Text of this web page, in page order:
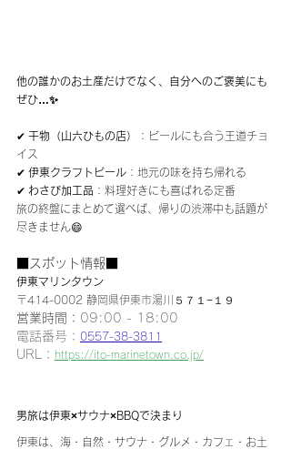
他の誰かのお土産だけでなく、自分へのご褒美にも
ぜひ…✨
✔ 干物（山六ひもの店）
：ビールにも合う王道チョ
イス
✔ 伊東クラフトビール ：地元の味を持ち帰れる
✔ わさび加工品 ：料理好きにも喜ばれる定番
旅の終盤にまとめて選べば、帰りの渋滞中も話題が
尽きません😄
■スポット情報■
伊東マリンタウン
〒414-0002 静岡県伊東市湯川５７１−１９
営業時間： 09:00 - 18:00
電話番号： 0557-38-3811
URL： https://ito-marinetown.co.jp/
男旅は伊東×サウナ×BBQで決まり
伊東は、海・自然・サウナ・グルメ・カフェ・お土